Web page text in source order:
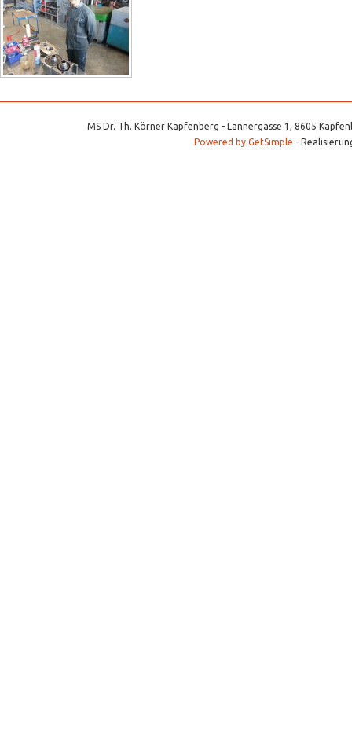
MS Dr. Th. Körner Kapfenberg - Lannergasse 1, 8605
Powered by GetSimple -